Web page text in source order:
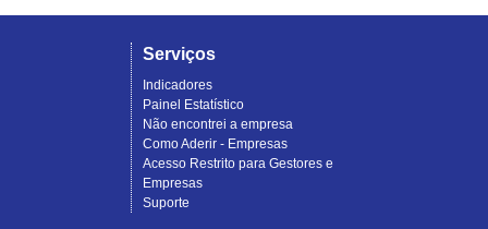
Serviços
Indicadores
Painel Estatístico
Não encontrei a empresa
Como Aderir - Empresas
Acesso Restrito para Gestores e
Empresas
Suporte